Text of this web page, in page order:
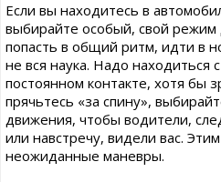
Если вы находитесь в
выбирайте особый, свой режим
попасть в общий ритм, идти в
не вся наука. Надо находиться
постоянном контакте, хотя бы
прячьтесь «за спину»,
движения, чтобы водители,
или навстречу, видели вас.
неожиданные маневры.